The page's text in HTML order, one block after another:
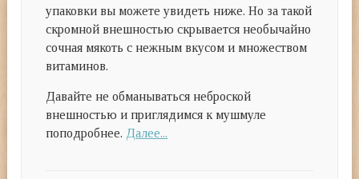
упаковки вы можете увидеть ниже. Но за такой
скромной внешностью скрывается необычайно
сочная мякоть с нежным вкусом и множеством
витаминов.
Давайте не обманываться неброской
внешностью и приглядимся к мушмуле
поподробнее. Далее...